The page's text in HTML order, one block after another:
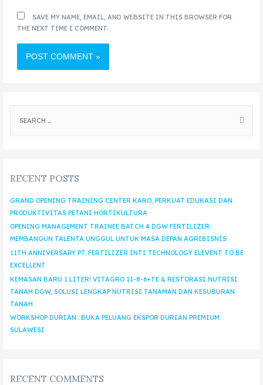
SAVE MY NAME, EMAIL, AND WEBSITE IN THIS BROWSER FOR
THE NEXT TIME I COMMENT.
RECENT POSTS
GRAND OPENING TRAINING CENTER KARO, PERKUAT EDUKASI DAN
PRODUKTIVITAS PETANI HORTIKULTURA
OPENING MANAGEMENT TRAINEE BATCH 4 DGW FERTILIZER:
MEMBANGUN TALENTA UNGGUL UNTUK MASA DEPAN AGRIBISNIS
11TH ANNIVERSARY PT. FERTILIZER INTI TECHNOLOGY ELEVENT TO BE
EXCELLENT
KEMASAN BARU 1 LITER! VITAGRO 11-8-6+TE & RESTORASI NUTRISI
TANAH DGW, SOLUSI LENGKAP NUTRISI TANAMAN DAN KESUBURAN
TANAH
WORKSHOP DURIAN : BUKA PELUANG EKSPOR DURIAN PREMIUM
SULAWESI
RECENT COMMENTS